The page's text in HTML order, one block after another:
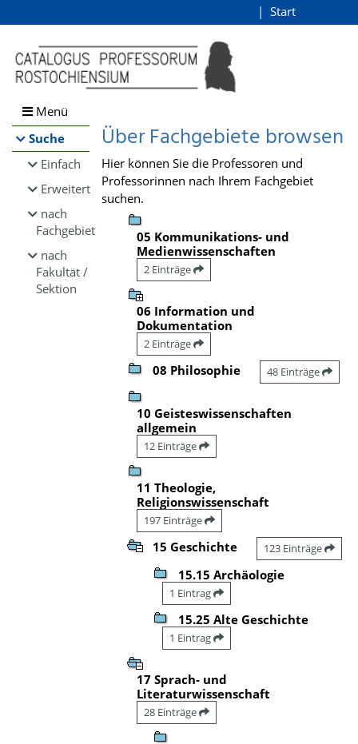
Browsen
direkt zum Inhalt
Start
Menü
Suche
Einfach
Erweitert
nach
Fachgebiet
nach
Fakultät /
Sektion
Über Fachgebiete browsen
Hier können Sie die Professoren und
Professorinnen nach Ihrem Fachgebiet
suchen.
05 Kommunikations- und
Medienwissenschaften
2 Einträge
06 Information und
Dokumentation
2 Einträge
08 Philosophie 48 Einträge
10 Geisteswissenschaften
allgemein
12 Einträge
11 Theologie,
Religionswissenschaft
197 Einträge
15 Geschichte 123 Einträge
15.15 Archäologie
1 Eintrag
15.25 Alte Geschichte
1 Eintrag
17 Sprach- und
Literaturwissenschaft
28 Einträge